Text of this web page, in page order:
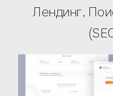
Лендинг,